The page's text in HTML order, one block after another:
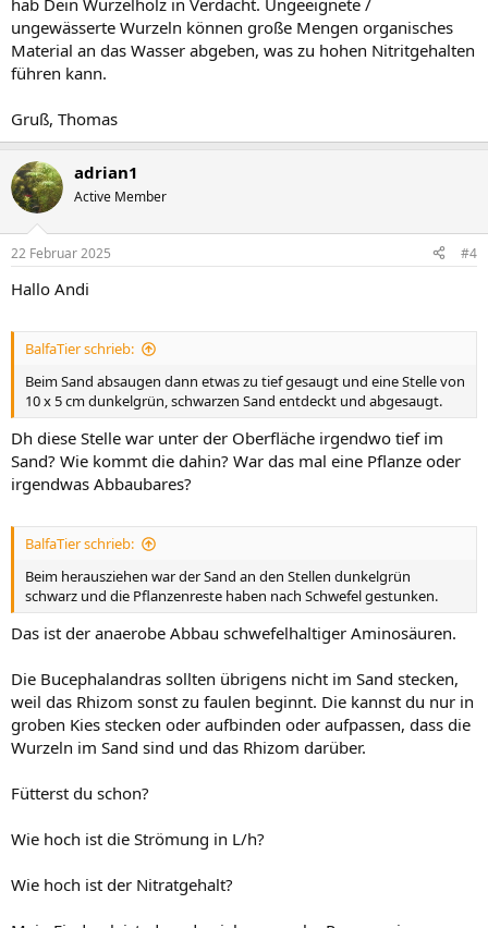
hab Dein Wurzelholz in Verdacht. Ungeeignete /
ungewässerte Wurzeln können große Mengen organisches
Material an das Wasser abgeben, was zu hohen Nitritgehalten
führen kann.
Gruß, Thomas
adrian1
Active Member
22 Februar 2025 #4
Hallo Andi
BalfaTier schrieb:
Beim Sand absaugen dann etwas zu tief gesaugt und eine Stelle von
10 x 5 cm dunkelgrün, schwarzen Sand entdeckt und abgesaugt.
Dh diese Stelle war unter der Oberfläche irgendwo tief im
Sand? Wie kommt die dahin? War das mal eine Pflanze oder
irgendwas Abbaubares?
BalfaTier schrieb:
Beim herausziehen war der Sand an den Stellen dunkelgrün
schwarz und die Pflanzenreste haben nach Schwefel gestunken.
Das ist der anaerobe Abbau schwefelhaltiger Aminosäuren.
Die Bucephalandras sollten übrigens nicht im Sand stecken,
weil das Rhizom sonst zu faulen beginnt. Die kannst du nur in
groben Kies stecken oder aufbinden oder aufpassen, dass die
Wurzeln im Sand sind und das Rhizom darüber.
Fütterst du schon?
Wie hoch ist die Strömung in L/h?
Wie hoch ist der Nitratgehalt?